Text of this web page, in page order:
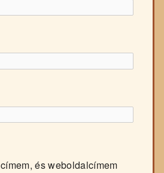
és weboldalcímem